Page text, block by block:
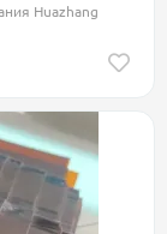
Huazhang